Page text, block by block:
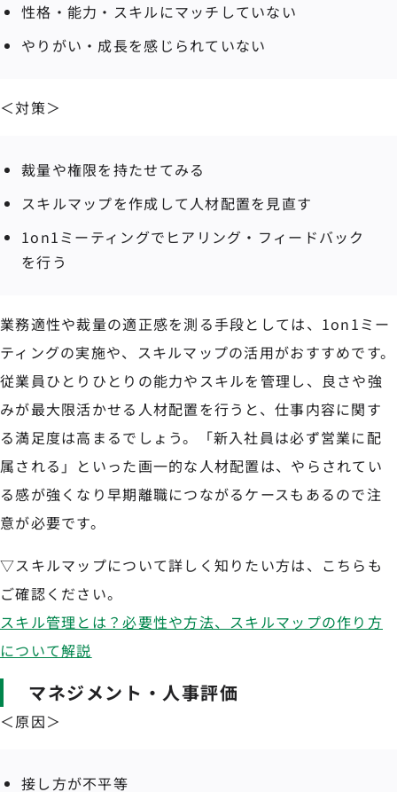
性格・能力・スキルにマッチしていない
やりがい・成長を感じられていない
＜対策＞
裁量や権限を持たせてみる
スキルマップを作成して人材配置を見直す
1on1ミーティングでヒアリング・フィードバック
を行う
業務適性や裁量の適正感を測る手段としては、1on1ミー
ティングの実施や、スキルマップの活用がおすすめです。
従業員ひとりひとりの能力やスキルを管理し、良さや強
みが最大限活かせる人材配置を行うと、仕事内容に関す
る満足度は高まるでしょう。「新入社員は必ず営業に配
属される」といった画一的な人材配置は、やらされてい
る感が強くなり早期離職につながるケースもあるので注
意が必要です。
▽スキルマップについて詳しく知りたい方は、こちらも
ご確認ください。
スキル管理とは？必要性や方法、スキルマップの作り方
について解説
マネジメント・人事評価
＜原因＞
接し方が不平等